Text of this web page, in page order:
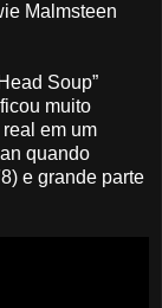
Malmsteen
Soup”
muito
em um
quando
e grande parte